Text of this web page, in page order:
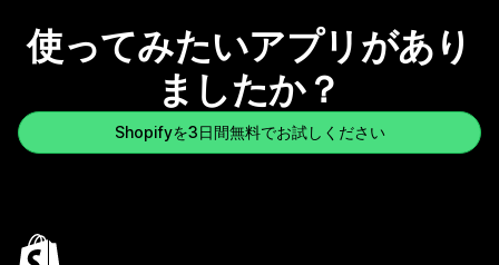
使ってみたいアプリがあり
ましたか？
Shopifyを3日間無料でお試しください